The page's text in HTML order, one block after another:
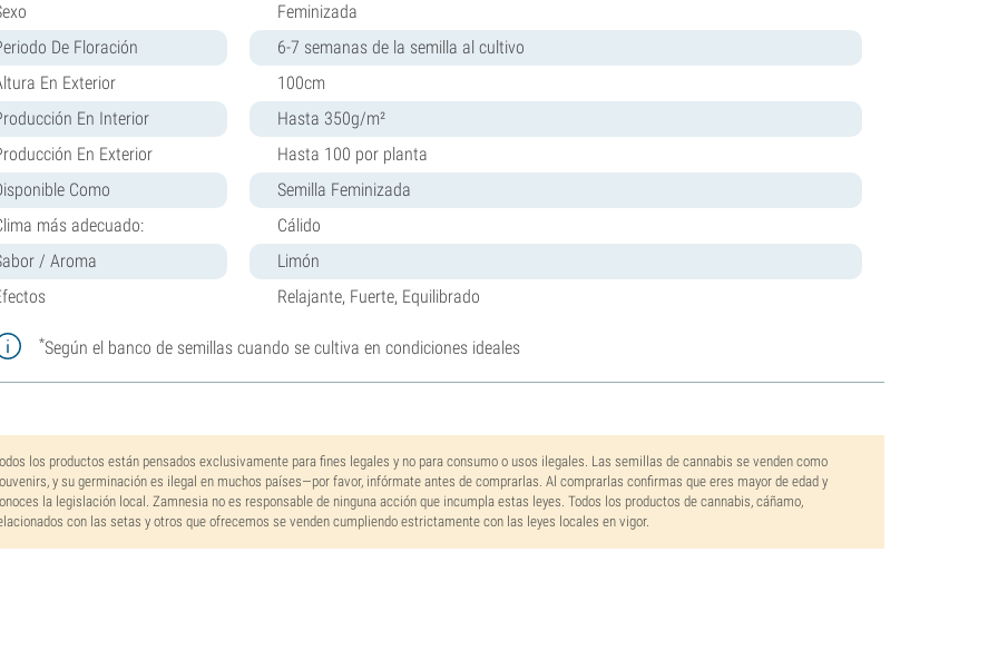
Feminizada
De Floración
6-7 semanas de la semilla al cultivo
En Exterior
100cm
En Interior
Hasta 350g/m²
En Exterior
Hasta 100 por planta
Como
Semilla Feminizada
más adecuado:
Cálido
/ Aroma
Limón
Relajante, Fuerte, Equilibrado
*Según el banco de semillas cuando se cultiva en condiciones ideales
los productos están pensados exclusivamente para fines legales y no para consumo o usos ilegales. Las semillas de cannabis se venden como
y su germinación es ilegal en muchos países—por favor, infórmate antes de comprarlas. Al comprarlas confirmas que eres mayor de edad y
la legislación local. Zamnesia no es responsable de ninguna acción que incumpla estas leyes. Todos los productos de cannabis, cáñamo,
con las setas y otros que ofrecemos se venden cumpliendo estrictamente con las leyes locales en vigor.